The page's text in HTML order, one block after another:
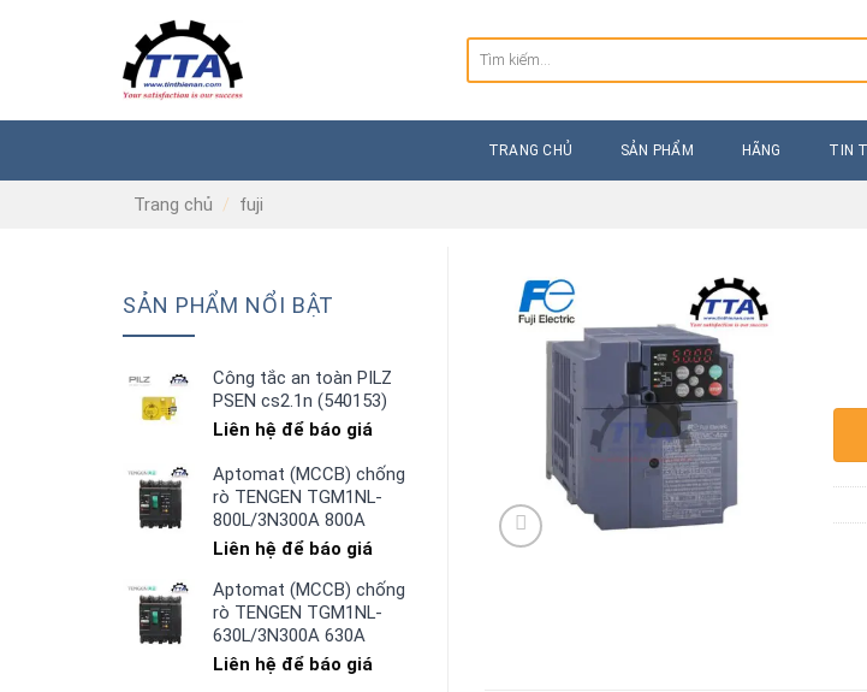
Tìm
TRANG CHỦ SẢN PHẨM HÃNG TIN
Trang chủ / fuji
SẢN PHẨM NỔI BẬT
Công tắc an toàn PILZ
PSEN cs2.1n (540153)
Liên hệ để báo giá
Aptomat (MCCB) chống
rò TENGEN TGM1NL-
800L/3N300A 800A
Liên hệ để báo giá
Aptomat (MCCB) chống
rò TENGEN TGM1NL-
630L/3N300A 630A
Liên hệ để báo giá